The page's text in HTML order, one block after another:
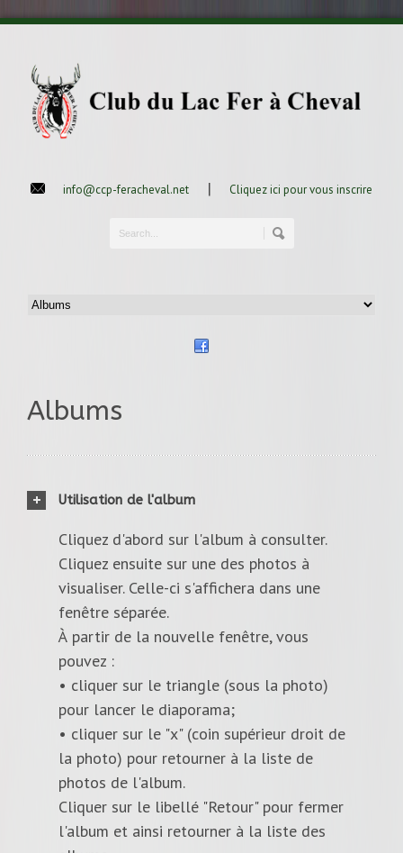
info@ccp-feracheval.net | Cliquez ici pour vous inscrire
Albums
Utilisation de l'album
Cliquez d'abord sur l'album à consulter.
Cliquez ensuite sur une des photos à
visualiser. Celle-ci s'affichera dans une
fenêtre séparée.
À partir de la nouvelle fenêtre, vous
pouvez :
• cliquer sur le triangle (sous la photo)
pour lancer le diaporama;
• cliquer sur le "x" (coin supérieur droit de
la photo) pour retourner à la liste de
photos de l'album.
Cliquer sur le libellé "Retour" pour fermer
l'album et ainsi retourner à la liste des